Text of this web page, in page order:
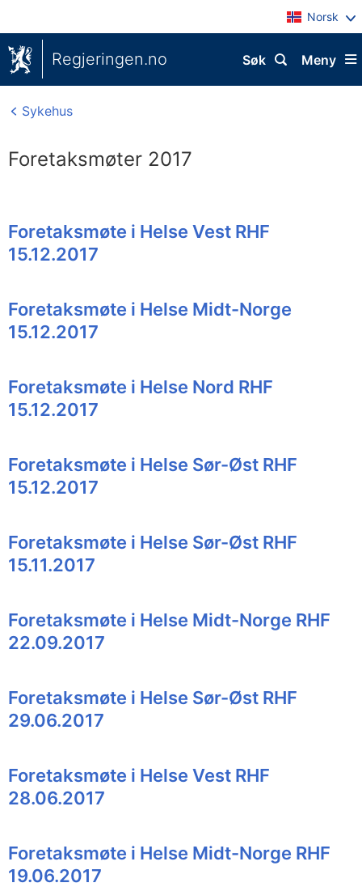
Norsk
Regjeringen.no Meny
Søk
Sykehus
Foretaksmøter 2017
Foretaksmøte i Helse Vest RHF
15.12.2017
Foretaksmøte i Helse Midt-Norge
15.12.2017
Foretaksmøte i Helse Nord RHF
15.12.2017
Foretaksmøte i Helse Sør-Øst RHF
15.12.2017
Foretaksmøte i Helse Sør-Øst RHF
15.11.2017
Foretaksmøte i Helse Midt-Norge RHF
22.09.2017
Foretaksmøte i Helse Sør-Øst RHF
29.06.2017
Foretaksmøte i Helse Vest RHF
28.06.2017
Foretaksmøte i Helse Midt-Norge RHF
19.06.2017